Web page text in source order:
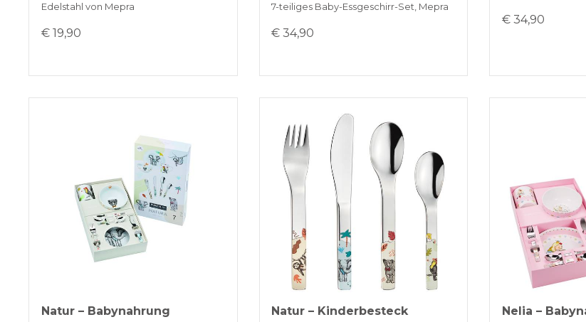
Edelstahl von Mepra
€ 19,90
7-teiliges Baby-Essgeschirr-Set, Mepra
€ 34,90
€ 34,90
Natur – Babynahrung Natur – Kinderbesteck Nelia –